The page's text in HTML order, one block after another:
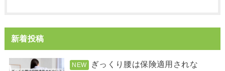
新着投稿
ぎっくり腰は保険適用されな